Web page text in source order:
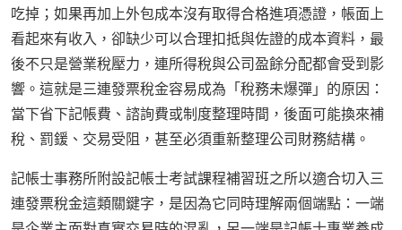
吃掉；如果再加上外包成本沒有取得合格進項憑證，帳面上
看起來有收入，卻缺少可以合理扣抵與佐證的成本資料，最
後不只是營業稅壓力，連所得稅與公司盈餘分配都會受到影
響。這就是三連發票稅金容易成為「稅務未爆彈」的原因：
當下省下記帳費、諮詢費或制度整理時間，後面可能換來補
稅、罰鍰、交易受阻，甚至必須重新整理公司財務結構。
記帳士事務所附設記帳士考試課程補習班之所以適合切入三
連發票稅金這類關鍵字，是因為它同時理解兩個端點：一端